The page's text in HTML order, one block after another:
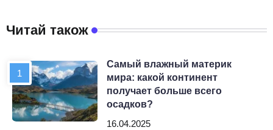
Читай також
Самый влажный материк
мира: какой континент
получает больше всего
осадков?
16.04.2025